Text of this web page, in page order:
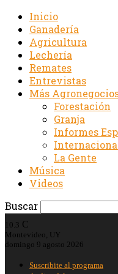
Inicio
Ganadería
Agricultura
Lechería
Remates
Entrevistas
Más
Forestación
Granja
Informes
La Gente
Música
Videos
Buscar
10.3 C
Montevideo, UY
domingo 9 agosto 2026
Suscribite al programa